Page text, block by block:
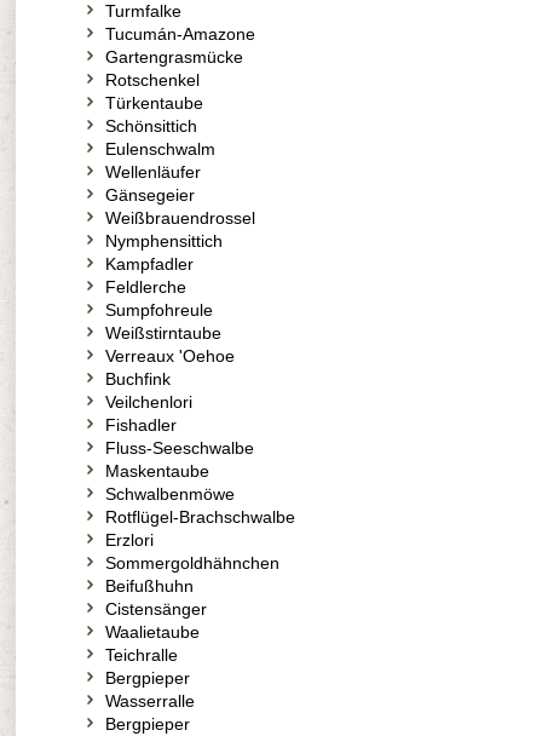
Turmfalke
Tucumán-Amazone
Gartengrasmücke
Rotschenkel
Türkentaube
Schönsittich
Eulenschwalm
Wellenläufer
Gänsegeier
Weißbrauendrossel
Nymphensittich
Kampfadler
Feldlerche
Sumpfohreule
Weißstirntaube
Verreaux 'Oehoe
Buchfink
Veilchenlori
Fishadler
Fluss-Seeschwalbe
Maskentaube
Schwalbenmöwe
Rotflügel-Brachschwalbe
Erzlori
Sommergoldhähnchen
Beifußhuhn
Cistensänger
Waalietaube
Teichralle
Bergpieper
Wasserralle
Bergpieper